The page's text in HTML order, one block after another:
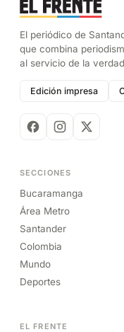
El periódico de
que combina
al servicio de la
Edición impresa
SECCIONES
Bucaramanga
Área Metro
Santander
Colombia
Mundo
Deportes
EL FRENTE